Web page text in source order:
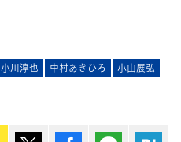
小川淳也 中村あきひろ 小山展弘